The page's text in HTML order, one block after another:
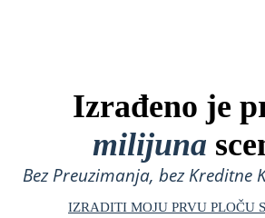
Izrađeno je
milijuna
Bez Preuzimanja, bez Kreditne
IZRADITI MOJU PRVU PLOČU